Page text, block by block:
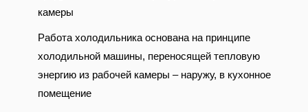
камеры
Работа холодильника основана на принципе
холодильной машины, переносящей тепловую
энергию из рабочей камеры – наружу, в кухонное
помещение